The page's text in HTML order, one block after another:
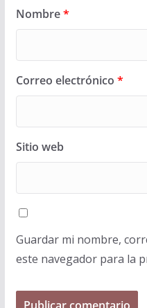
Nombre*
Correo electrónico *
Sitio web
Guardar mi nombre,
este navegador para la